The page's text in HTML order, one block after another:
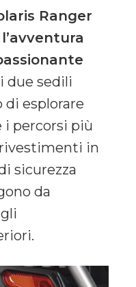
Ranger
i due sedili
di esplorare
i percorsi più
in
sicurezza
da